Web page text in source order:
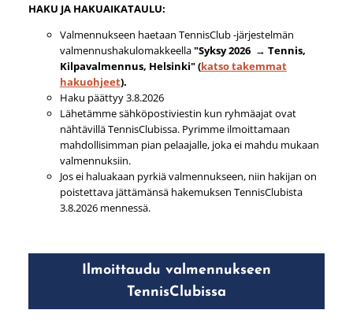
HAKU JA HAKUAIKATAULU:
Valmennukseen haetaan TennisClub -järjestelmän
valmennushakulomakkeella"Syksy 2026 → Tennis,
Kilpavalmennus, Helsinki" (katso takemmat
hakuohjeet).
Haku päättyy 3.8.2026
Lähetämme sähköpostiviestin kun ryhmäajat ovat
nähtävillä TennisClubissa. Pyrimme ilmoittamaan
mahdollisimman pian pelaajalle, joka ei mahdu mukaan
valmennuksiin.
Jos ei haluakaan pyrkiä valmennukseen, niin hakijan on
poistettava jättämänsä hakemuksen TennisClubista
3.8.2026 mennessä.
Ilmoittaudu valmennukseen
TennisClubissa